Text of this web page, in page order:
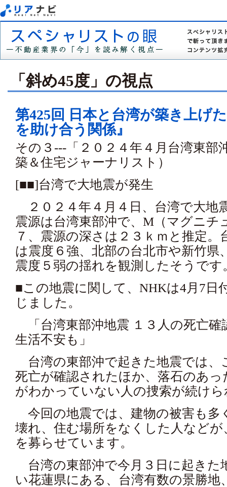
「斜め45度」の視点
第425回 日本と台湾が築き上げ
を助け合う関係』
その３---「２０２４年４月台湾東部
築＆住宅ジャーナリスト）
[■■]台湾で大地震が発生
２０２４年４月４日、台湾で大地
震源は台湾東部沖で、M（マグニチ
７、震源の深さは２３ｋｍと推定。
は震度６強、北部の台北市や新竹県
震度５弱の揺れを観測したそうです
■この地震に関して、NHKは4月7日
じました。
「台湾東部沖地震 １３人の死亡確
生活不安も」
台湾の東部沖で起きた地震では、
死亡が確認されたほか、落石のあっ
がわかっていない人の捜索が続け
今回の地震では、建物の被害も多
壊れ、住む場所をなくした人などが
を募らせています。
台湾の東部沖で今月３日に起きた
い花蓮県にある、台湾有数の景勝地